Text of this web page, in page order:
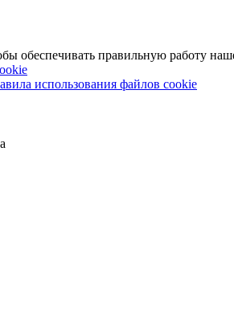
обеспечивать правильную работу
использования файлов cookie